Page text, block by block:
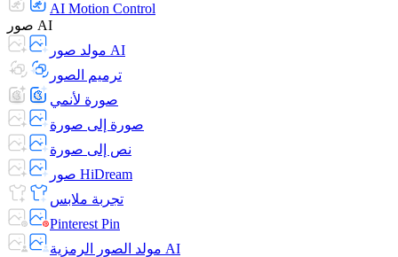
AI Motion Control
صور AI
مولد صور AI
ترميم الصور
صورة لأنمي
صورة إلى صورة
نص إلى صورة
صور HiDream
تجربة ملابس
Pinterest Pin
مولد الصور الرمزية AI